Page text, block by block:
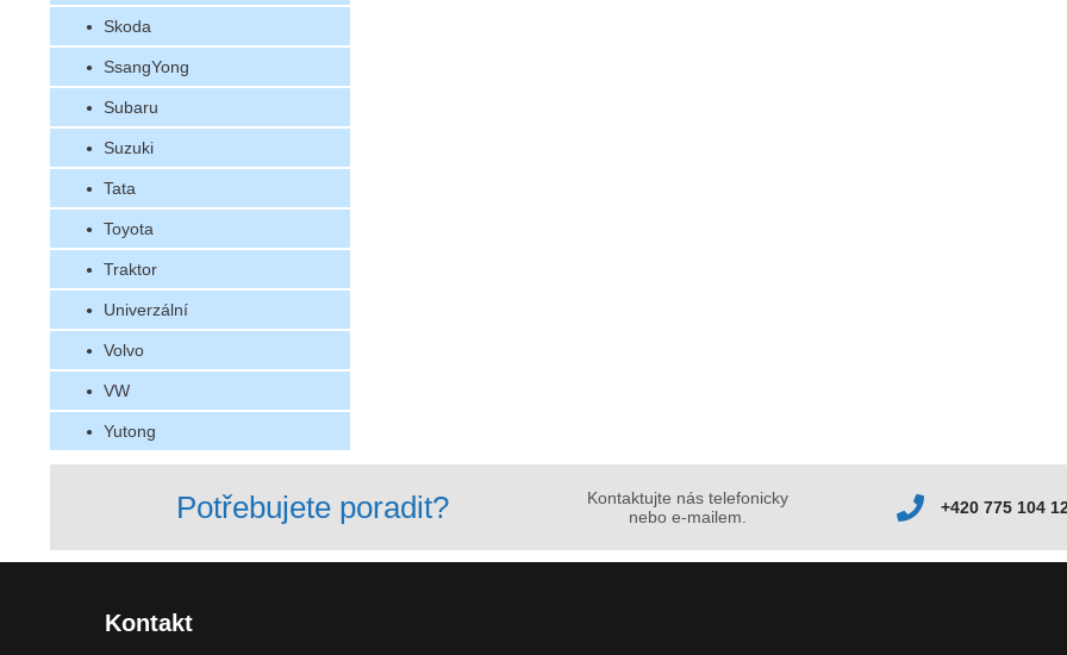
Skoda
SsangYong
Subaru
Suzuki
Tata
Toyota
Traktor
Univerzální
Volvo
VW
Yutong
Potřebujete poradit?
Kontaktujte nás telefonicky
nebo e-mailem.
+420 775 104
Kontakt